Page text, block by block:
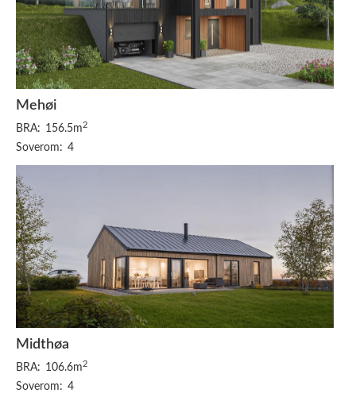
Mehøi
BRA: 156.5m 2
Soverom: 4
Midthøa
BRA: 106.6m 2
Soverom: 4